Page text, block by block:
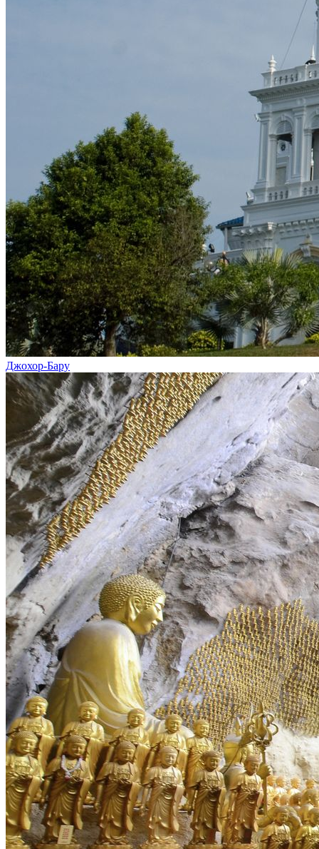
Джохор-Бару